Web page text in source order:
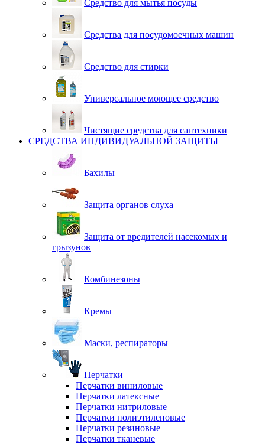
Средство для мытья посуды
Средства для посудомоечных машин
Средство для стирки
Универсальное моющее средство
Чистящие средства для сантехники
СРЕДСТВА ИНДИВИДУАЛЬНОЙ ЗАЩИТЫ
Бахилы
Защита органов слуха
Защита от вредителей насекомых и
грызунов
Комбинезоны
Кремы
Маски, респираторы
Перчатки
Перчатки виниловые
Перчатки латексные
Перчатки нитриловые
Перчатки полиэтиленовые
Перчатки резиновые
Перчатки тканевые